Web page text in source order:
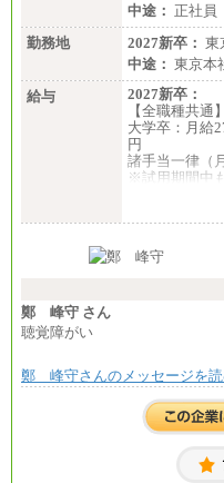
中途： 正社員
勤務地
2027新卒： 東
中途： 東京本
給与
2027新卒：
【全職種共通】
大学卒：月給
円
諸手当一律（
※試用期間中
月給370,000円
ます。
鄭 峰守 さん
聴覚障がい
鄭 峰守さんのメッセージを読